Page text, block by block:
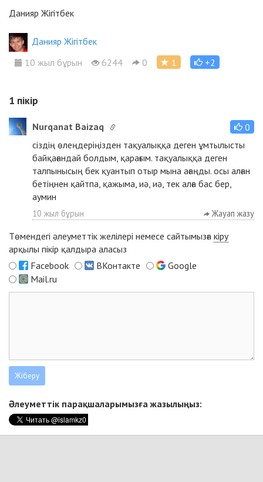
Данияр Жігітбек
Данияр Жігітбек
10 жыл бұрын
6244 0 1 +2
1 пікір
Nurqanat Baizaq
0
сіздің өлеңдеріңізден тақуалыққа деген ұмтылысты
байқағандай болдым, қарағым. тақуалыққа деген
талпынысың бек қуантып отыр мына ағаңды. осы алған
бетіңнен қайтпа, қажыма, иә, иә, тек алға бас бер,
аумин
10 жыл бұрын Жауап жазу
Төмендегі әлеуметтік желілері немесе сайтымызға кіру
арқылы пікір қалдыра аласыз
Facebook
ВКонтакте
Google
Mail.ru
Әлеуметтік парақшаларымызға жазылыңыз: